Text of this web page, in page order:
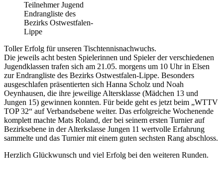
Teilnehmer Jugend
Endrangliste des
Bezirks Ostwestfalen-
Lippe
Toller Erfolg für unseren Tischtennisnachwuchs.
Die jeweils acht besten Spielerinnen und Spieler der verschiedenen
Jugendklassen trafen sich am 21.05. morgens um 10 Uhr in Elsen
zur Endrangliste des Bezirks Ostwestfalen-Lippe. Besonders
ausgeschlafen präsentierten sich Hanna Scholz und Noah
Oeynhausen, die ihre jeweilige Altersklasse (Mädchen 13 und
Jungen 15) gewinnen konnten. Für beide geht es jetzt beim „WTTV
TOP 32“ auf Verbandsebene weiter. Das erfolgreiche Wochenende
komplett machte Mats Roland, der bei seinem ersten Turnier auf
Bezirksebene in der Alterkslasse Jungen 11 wertvolle Erfahrung
sammelte und das Turnier mit einem guten sechsten Rang abschloss.
Herzlich Glückwunsch und viel Erfolg bei den weiteren Runden.